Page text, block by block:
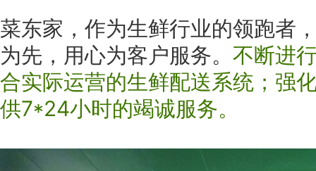
菜东家，作为生鲜行业的领跑者
为先，用心为客户服务。 不断进
合实际运营的生鲜配送系统；强
供7*24小时的竭诚服务。